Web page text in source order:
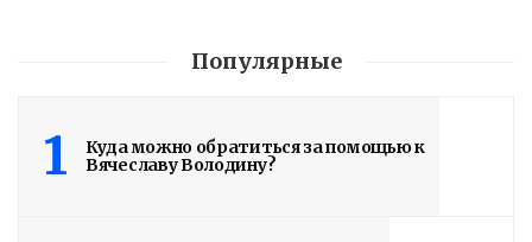
Популярные
1
Куда можно обратиться за помощью к
Вячеславу Володину?
посетил старейший...
Read More